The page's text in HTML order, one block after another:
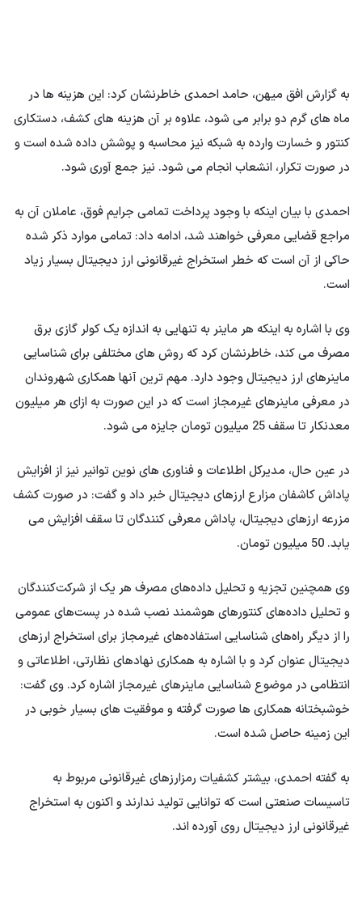
به گزارش افق میهن، حامد احمدی خاطرنشان کرد: این هزینه ها در
ماه های گرم دو برابر می شود، علاوه بر آن هزینه های کشف، دستکاری
کنتور و خسارت وارده به شبکه نیز محاسبه و پوشش داده شده است و
در صورت تکرار، انشعاب انجام می شود. نیز جمع آوری شود.
احمدی با بیان اینکه با وجود پرداخت تمامی جرایم فوق، عاملان آن به
مراجع قضایی معرفی خواهند شد، ادامه داد: تمامی موارد ذکر شده
حاکی از آن است که خطر استخراج غیرقانونی ارز دیجیتال بسیار زیاد
است.
وی با اشاره به اینکه هر ماینر به تنهایی به اندازه یک کولر گازی برق
مصرف می کند، خاطرنشان کرد که روش های مختلفی برای شناسایی
ماینرهای ارز دیجیتال وجود دارد. مهم ترین آنها همکاری شهروندان
در معرفی ماینرهای غیرمجاز است که در این صورت به ازای هر میلیون
معدنکار تا سقف 25 میلیون تومان جایزه می شود.
در عین حال، مدیرکل اطلاعات و فناوری های نوین توانیر نیز از افزایش
پاداش کاشفان مزارع ارزهای دیجیتال خبر داد و گفت: در صورت کشف
مزرعه ارزهای دیجیتال، پاداش معرفی کنندگان تا سقف افزایش می
یابد. 50 میلیون تومان.
وی همچنین تجزیه و تحلیل داده‌های مصرف هر یک از شرکت‌کنندگان
و تحلیل داده‌های کنتورهای هوشمند نصب شده در پست‌های عمومی
را از دیگر راه‌های شناسایی استفاده‌های غیرمجاز برای استخراج ارزهای
دیجیتال عنوان کرد و با اشاره به همکاری نهادهای نظارتی، اطلاعاتی و
انتظامی در موضوع شناسایی ماینرهای غیرمجاز اشاره کرد. وی گفت:
خوشبختانه همکاری ها صورت گرفته و موفقیت های بسیار خوبی در
این زمینه حاصل شده است.
به گفته احمدی، بیشتر کشفیات رمزارزهای غیرقانونی مربوط به
تاسیسات صنعتی است که توانایی تولید ندارند و اکنون به استخراج
غیرقانونی ارز دیجیتال روی آورده اند.